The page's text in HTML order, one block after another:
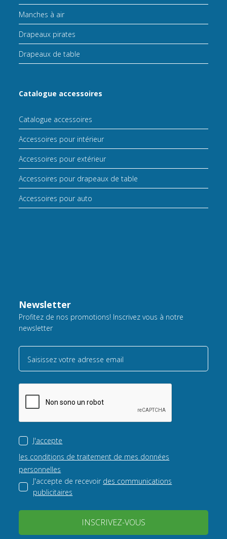
Manches à air
Drapeaux pirates
Drapeaux de table
Catalogue accessoires
Catalogue accessoires
Accessoires pour intérieur
Accessoires pour extérieur
Accessoires pour drapeaux de table
Accessoires pour auto
Newsletter
Profitez de nos promotions! Inscrivez vous à notre
newsletter
Saisissez votre adresse email
J'accepte
les conditions de traitement de mes données
personnelles
J'accepte de recevoir des communications
publicitaires
INSCRIVEZ-VOUS